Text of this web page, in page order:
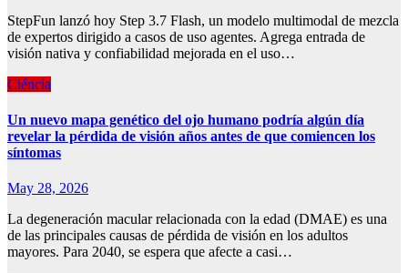
StepFun lanzó hoy Step 3.7 Flash, un modelo multimodal de mezcla
de expertos dirigido a casos de uso agentes. Agrega entrada de
visión nativa y confiabilidad mejorada en el uso…
Ciéncia
Un nuevo mapa genético del ojo humano podría algún día
revelar la pérdida de visión años antes de que comiencen los
síntomas
May 28, 2026
La degeneración macular relacionada con la edad (DMAE) es una
de las principales causas de pérdida de visión en los adultos
mayores. Para 2040, se espera que afecte a casi…